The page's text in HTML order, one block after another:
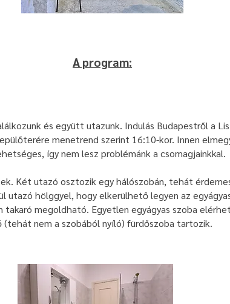
A program:
és együtt utazunk. Indulás Budapestről a
menetrend szerint 16:10-kor. Innen
így nem lesz problémánk a csomagjainkkal.
Két utazó osztozik egy hálószobán, tehát
utazó hölggyel, hogy elkerülhető legyen az
takaró megoldható. Egyetlen egyágyas szoba
nem a szobából nyíló) fürdőszoba tartozik.